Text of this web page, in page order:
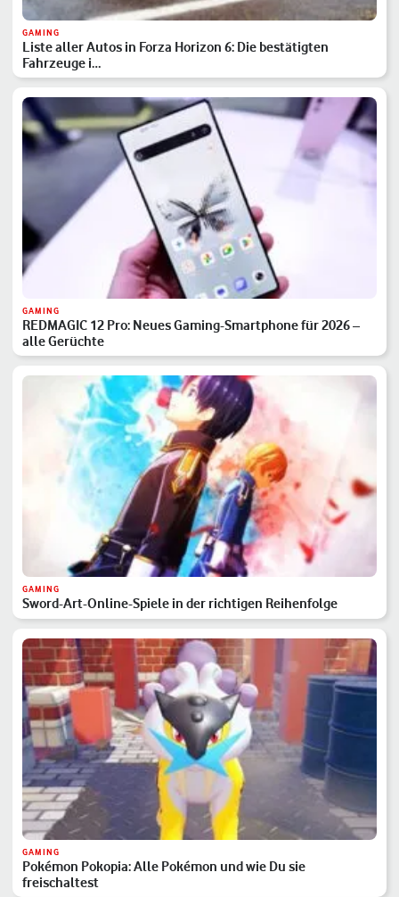
GAMING
Liste aller Autos in Forza Horizon 6: Die bestätigten
Fahrzeuge i…
GAMING
REDMAGIC 12 Pro: Neues Gaming-Smartphone für 2026 –
alle Gerüchte
GAMING
Sword-Art-Online-Spiele in der richtigen Reihenfolge
GAMING
Pokémon Pokopia: Alle Pokémon und wie Du sie
freischaltest